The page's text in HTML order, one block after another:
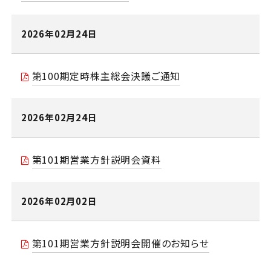
2026年02月24日
第100期定時株主総会決議ご通知
2026年02月24日
第101期営業方針説明会資料
2026年02月02日
第101期営業方針説明会開催のお知らせ